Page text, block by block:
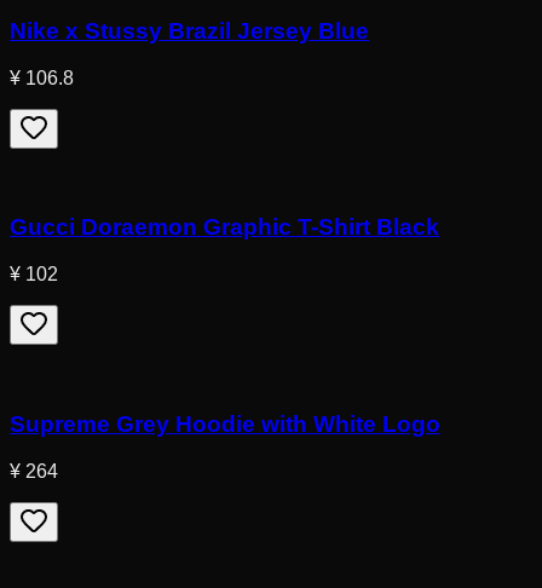
Nike x Stussy Brazil Jersey Blue
¥ 106.8
Gucci Doraemon Graphic T-Shirt Black
¥ 102
Supreme Grey Hoodie with White Logo
¥ 264